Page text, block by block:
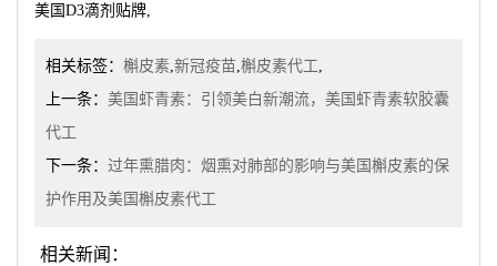
美国D3滴剂贴牌,
相关标签： 槲皮素,新冠疫苗,槲皮素代工,
上一条： 美国虾青素：引领美白新潮流，美国虾青素软胶囊
代工
下一条： 过年熏腊肉：烟熏对肺部的影响与美国槲皮素的保
护作用及美国槲皮素代工
相关新闻：